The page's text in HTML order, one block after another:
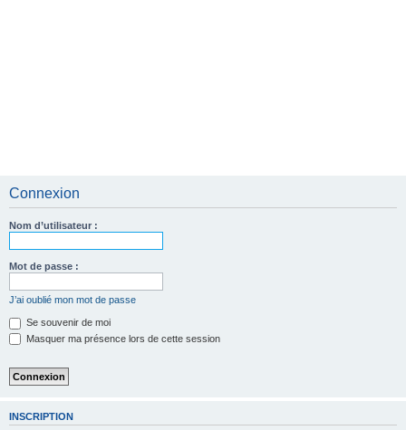
Connexion
Nom d’utilisateur :
Mot de passe :
J’ai oublié mon mot de passe
Se souvenir de moi
Masquer ma présence lors de cette session
INSCRIPTION